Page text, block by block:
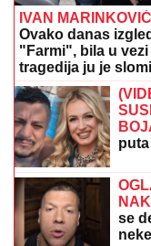
SKANDAL U
za 50.000 EVRA:
Gore